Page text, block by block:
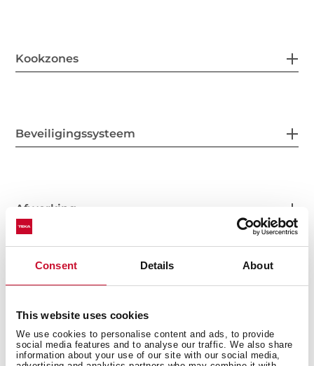
Consent Details About
This website uses cookies
We use cookies to personalise content and ads, to provide
social media features and to analyse our traffic. We also share
information about your use of our site with our social media,
Kookzones
Beveiligingssysteem
Afwerking
Accessoires